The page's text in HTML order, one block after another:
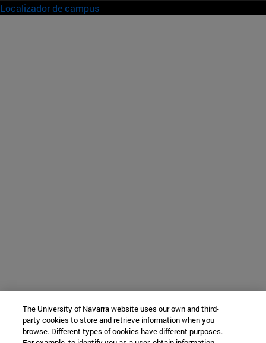
Localizador de campus
The University of Navarra website uses our own and third-
party cookies to store and retrieve information when you
browse. Different types of cookies have different purposes.